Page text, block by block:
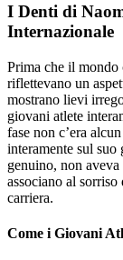
I Denti di
Internazionale
Prima che il mondo
riflettevano un
mostrano lievi
giovani atlete
fase non c’era
interamente sul suo
genuino, non
associano al
carriera.
Come i Giovani